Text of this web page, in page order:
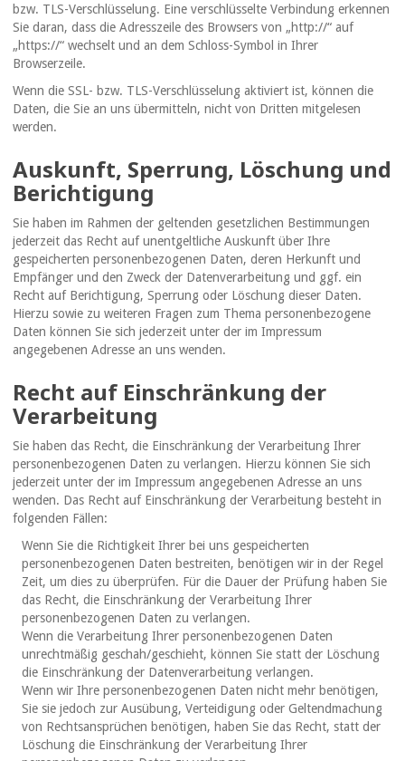
bzw. TLS-Verschlüsselung. Eine verschlüsselte Verbindung erkennen
Sie daran, dass die Adresszeile des Browsers von „http://“ auf
„https://“ wechselt und an dem Schloss-Symbol in Ihrer
Browserzeile.
Wenn die SSL- bzw. TLS-Verschlüsselung aktiviert ist, können die
Daten, die Sie an uns übermitteln, nicht von Dritten mitgelesen
werden.
Auskunft, Sperrung, Löschung und
Berichtigung
Sie haben im Rahmen der geltenden gesetzlichen Bestimmungen
jederzeit das Recht auf unentgeltliche Auskunft über Ihre
gespeicherten personenbezogenen Daten, deren Herkunft und
Empfänger und den Zweck der Datenverarbeitung und ggf. ein
Recht auf Berichtigung, Sperrung oder Löschung dieser Daten.
Hierzu sowie zu weiteren Fragen zum Thema personenbezogene
Daten können Sie sich jederzeit unter der im Impressum
angegebenen Adresse an uns wenden.
Recht auf Einschränkung der
Verarbeitung
Sie haben das Recht, die Einschränkung der Verarbeitung Ihrer
personenbezogenen Daten zu verlangen. Hierzu können Sie sich
jederzeit unter der im Impressum angegebenen Adresse an uns
wenden. Das Recht auf Einschränkung der Verarbeitung besteht in
folgenden Fällen:
Wenn Sie die Richtigkeit Ihrer bei uns gespeicherten
personenbezogenen Daten bestreiten, benötigen wir in der Regel
Zeit, um dies zu überprüfen. Für die Dauer der Prüfung haben Sie
das Recht, die Einschränkung der Verarbeitung Ihrer
personenbezogenen Daten zu verlangen.
Wenn die Verarbeitung Ihrer personenbezogenen Daten
unrechtmäßig geschah/geschieht, können Sie statt der Löschung
die Einschränkung der Datenverarbeitung verlangen.
Wenn wir Ihre personenbezogenen Daten nicht mehr benötigen,
Sie sie jedoch zur Ausübung, Verteidigung oder Geltendmachung
von Rechtsansprüchen benötigen, haben Sie das Recht, statt der
Löschung die Einschränkung der Verarbeitung Ihrer